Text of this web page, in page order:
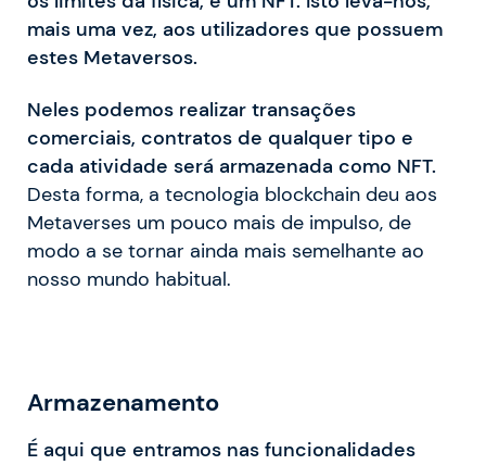
mais uma vez, aos utilizadores que possuem
estes Metaversos.
Neles podemos realizar transações
comerciais, contratos de qualquer tipo e
cada atividade será armazenada como NFT.
Desta forma, a tecnologia blockchain deu aos
Metaverses um pouco mais de impulso, de
modo a se tornar ainda mais semelhante ao
nosso mundo habitual.
Armazenamento
É aqui que entramos nas funcionalidades